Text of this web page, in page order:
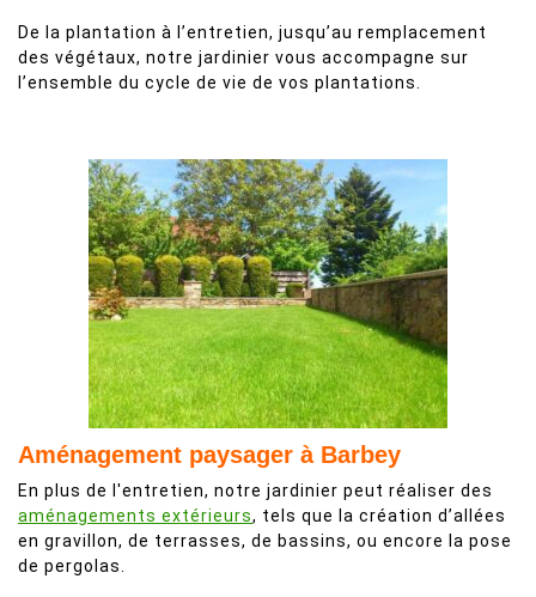
De la plantation à l’entretien, jusqu’au remplacement
des végétaux, notre jardinier vous accompagne sur
l’ensemble du cycle de vie de vos plantations.
Aménagement paysager à Barbey
En plus de l'entretien, notre jardinier peut réaliser des
aménagements extérieurs, tels que la création d’allées
en gravillon, de terrasses, de bassins, ou encore la pose
de pergolas.